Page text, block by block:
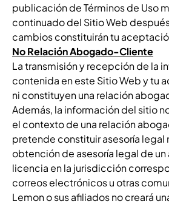
publicación de Términos de Uso
continuado del Sitio Web
cambios constituirán tu
No Relación Abogado-Cliente
La transmisión y recepción de la
contenida en este Sitio Web y tu
ni constituyen una relación
Además, la información del sitio
el contexto de una relación
pretende constituir asesoría legal
obtención de asesoría legal de
licencia en la jurisdicción
correos electrónicos u otras
Lemon o sus afiliados no creará